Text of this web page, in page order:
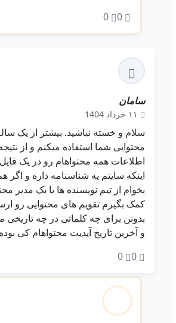
0
0
سامان
۱۱ خرداد 1404
سلام و خسته نباشید. بیشتر از یک
محتوایی شما استفاده میکنم و از
اطلاعات همه محتواهام رو در یک
اینکه سایتم یه شناسنامه داره و اگر
بخوام از تیم نویسنده ها یا یک مدیر
کمک بگیرم تقویم های محتوایی رو
بدونن برای چه کلماتی در چه تاریخی
و آخرین تاریخ آپدیت محتواهام کی
0
0